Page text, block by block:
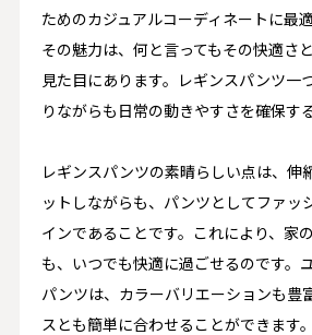
ためのカジュアルコーディネートに最
その魅力は、何と言ってもその快適さ
見た目にあります。レギンスパンツ一
りながらも日常の動きやすさを確保す
レギンスパンツの素晴らしい点は、伸
ットしながらも、パンツとしてファッ
インであることです。これにより、家
も、いつでも快適に過ごせるのです。
パンツは、カラーバリエーションも豊
スとも簡単に合わせることができます